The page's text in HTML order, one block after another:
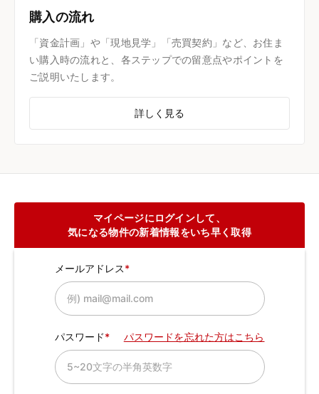
購入の流れ
「資金計画」や「現地見学」「売買契約」など、お住ま
い購入時の流れと、各ステップでの留意点やポイントを
ご説明いたします。
詳しく見る
マイページにログインして、
気になる物件の新着情報をいち早く取得
メールアドレス
パスワード パスワードを忘れた方はこちら